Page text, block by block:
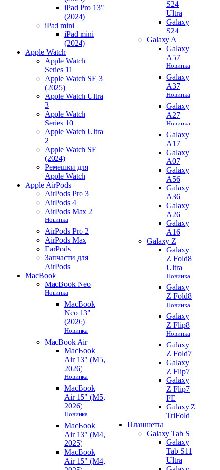
iPad Pro 13"
(2024)
iPad mini
iPad mini
(2024)
Apple Watch
Apple Watch
Series 11
Apple Watch SE 3
(2025)
Apple Watch Ultra
3
Apple Watch
Series 10
Apple Watch Ultra
2
Apple Watch SE
(2024)
Ремешки для
Apple Watch
Apple AirPods
AirPods Pro 3
AirPods 4
AirPods Max 2
Новинка
AirPods Pro 2
AirPods Max
EarPods
Запчасти для
AirPods
MacBook
MacBook Neo
Новинка
MacBook
Neo 13"
(2026)
Новинка
MacBook Air
MacBook
Air 13" (M5,
2026)
Новинка
MacBook
Air 15" (M5,
2026)
Новинка
MacBook
Air 13" (M4,
2025)
MacBook
Air 15" (M4,
S24
Ultra
Galaxy
S24
Galaxy A
Galaxy
A57
Новинка
Galaxy
A37
Новинка
Galaxy
A27
Новинка
Galaxy
A17
Galaxy
A07
Galaxy
A56
Galaxy
A36
Galaxy
A26
Galaxy
A16
Galaxy Z
Galaxy
Z Fold8
Ultra
Новинка
Galaxy
Z Fold8
Новинка
Galaxy
Z Flip8
Новинка
Galaxy
Z Fold7
Galaxy
Z Flip7
Galaxy
Z Flip7
FE
Galaxy Z
TriFold
Планшеты
Galaxy Tab S
Galaxy
Tab S11
Ultra